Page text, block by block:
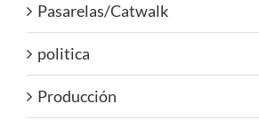
Pasarelas/Catwalk
politica
Producción